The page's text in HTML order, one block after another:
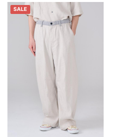
SALE